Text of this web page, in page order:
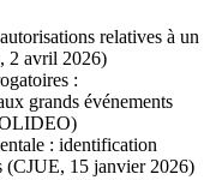
relatives à un
2 avril 2026)
:
grands événements
: identification
(CJUE, 15 janvier 2026)